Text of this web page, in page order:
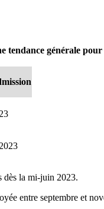
tendance générale
dès la mi-juin 2023.
entre septembre et